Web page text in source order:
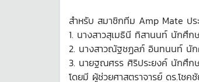
สำหรับ สมาชิกทีม Amp Mate ปร
1. นางสาวสุเมธินี ทิสานนท์ นักศึ
2. นางสาวณัฐชฏลภ์ อินทนนท์ นั
3. นายฐณศรร ศิริประยงค์ นักศึกษ
โดยมี ผู้ช่วยศาสตราจารย์ ดร.โช